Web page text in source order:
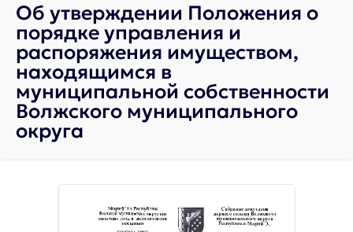
Об утверждении Положения о
порядке управления и
распоряжения имуществом,
находящимся в
муниципальной собственности
Волжского муниципального
округа